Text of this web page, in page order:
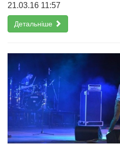
21.03.16 11:57
Детальніше